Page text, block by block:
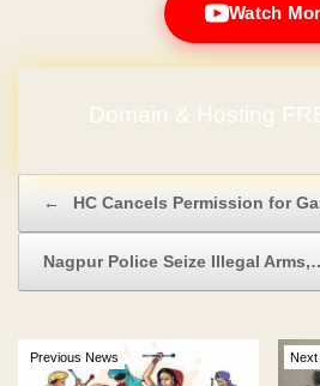
Watch
Domain & Hosting
← HC Cancels Permission for
Nagpur Police Seize Illegal
Previous News